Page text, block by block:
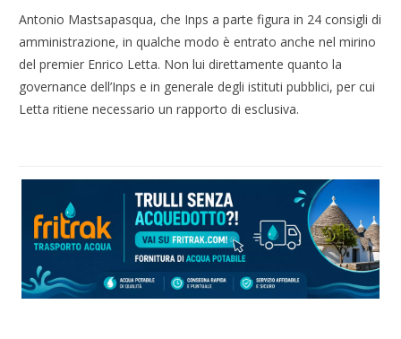
Antonio Mastsapasqua, che Inps a parte figura in 24 consigli di
amministrazione, in qualche modo è entrato anche nel mirino
del premier Enrico Letta. Non lui direttamente quanto la
governance dell’Inps e in generale degli istituti pubblici, per cui
Letta ritiene necessario un rapporto di esclusiva.